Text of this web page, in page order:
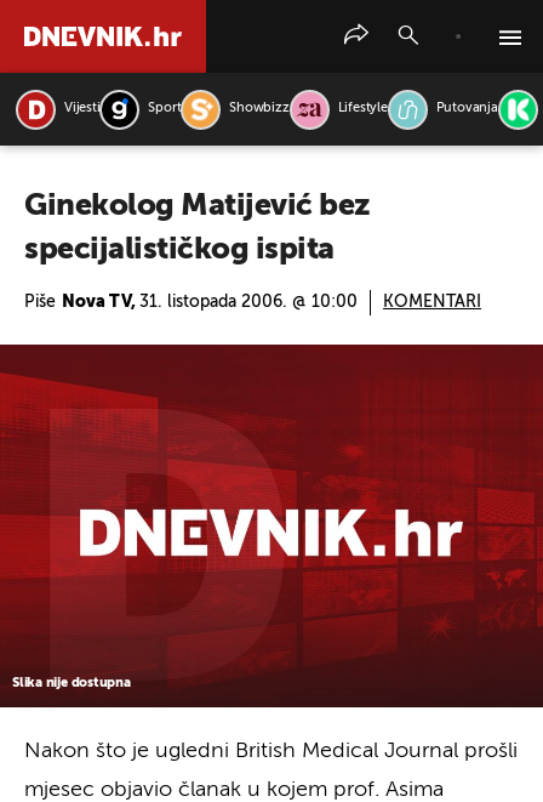
Vijesti Sport Showbizz Lifestyle Putovanja
Ginekolog Matijević bez
specijalističkog ispita
Piše Nova TV, 31. listopada 2006. @ 10:00 KOMENTARI
Slika nije dostupna
Nakon što je ugledni British Medical Journal prošli
mjesec objavio članak u kojem prof. Asima
PRETRAŽITE VIJESTI